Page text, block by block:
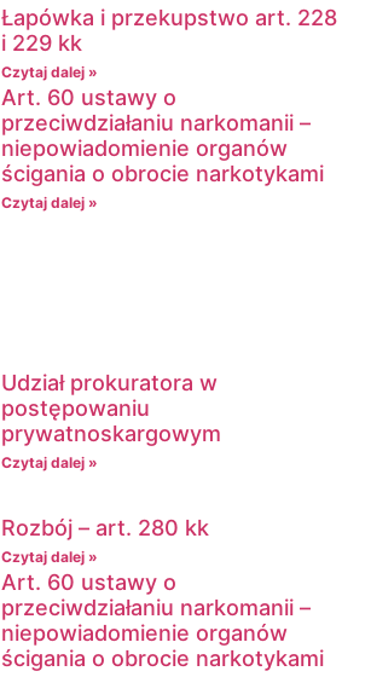
Łapówka i przekupstwo art. 228
i 229 kk
Czytaj dalej »
Art. 60 ustawy o
przeciwdziałaniu narkomanii –
niepowiadomienie organów
ścigania o obrocie narkotykami
Czytaj dalej »
Udział prokuratora w
postępowaniu
prywatnoskargowym
Czytaj dalej »
Rozbój – art. 280 kk
Czytaj dalej »
Art. 60 ustawy o
przeciwdziałaniu narkomanii –
niepowiadomienie organów
ścigania o obrocie narkotykami